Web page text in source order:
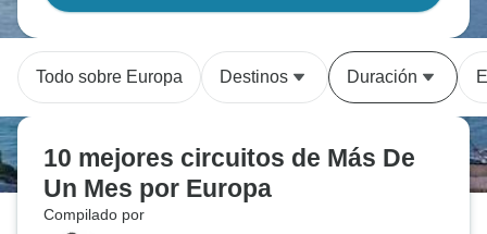
Todo sobre Europa Destinos Duración
10 mejores circuitos de Más De
Un Mes por Europa
Compilado por